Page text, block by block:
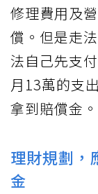
修理費用及
償。但是走
法自己先支
月13萬的支
拿到賠償金。
理財規劃，
金